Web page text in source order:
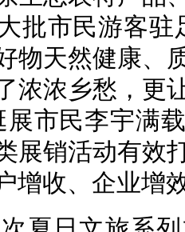
批市民游客驻
物天然健康、
浓浓乡愁，更
展市民李宇满
展销活动有效
增收、企业增